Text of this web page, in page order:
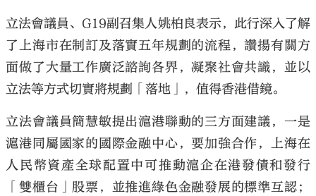
立法會議員、G19副召集人姚柏良表示，此行深入了解
了上海市在制訂及落實五年規劃的流程，讚揚有關方
面做了大量工作廣泛諮詢各界，凝聚社會共識，並以
立法等方式切實將規劃「落地」，值得香港借鏡。
立法會議員簡慧敏提出滬港聯動的三方面建議，一是
滬港同屬國家的國際金融中心，要加強合作，上海在
人民幣資產全球配置中可推動滬企在港發債和發行
「雙櫃台」股票，並推進綠色金融發展的標準互認；